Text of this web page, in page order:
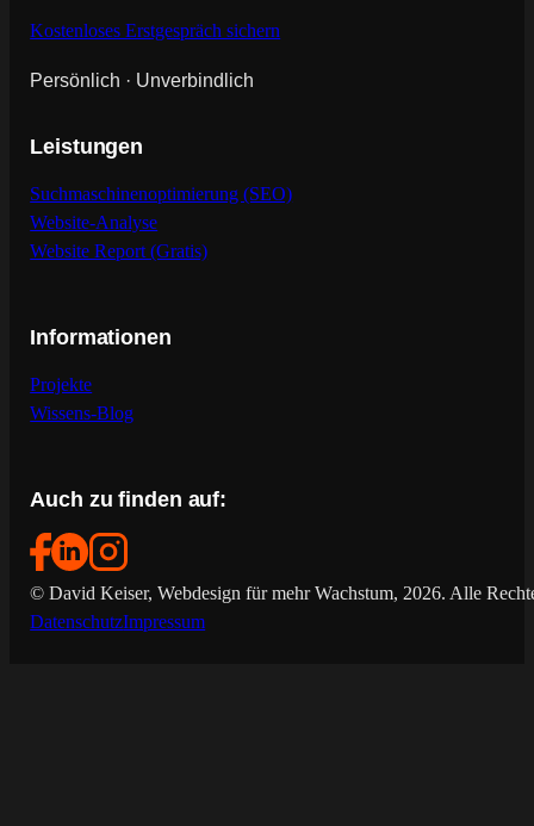
Kostenloses Erstgespräch sichern
Persönlich · Unverbindlich
Leistungen
Suchmaschinenoptimierung (SEO)
Website-Analyse
Website Report (Gratis)
Informationen
Projekte
Wissens-Blog
Auch zu finden auf:
© David Keiser, Webdesign für mehr Wachstum, 2026. Alle
DatenschutzImpressum